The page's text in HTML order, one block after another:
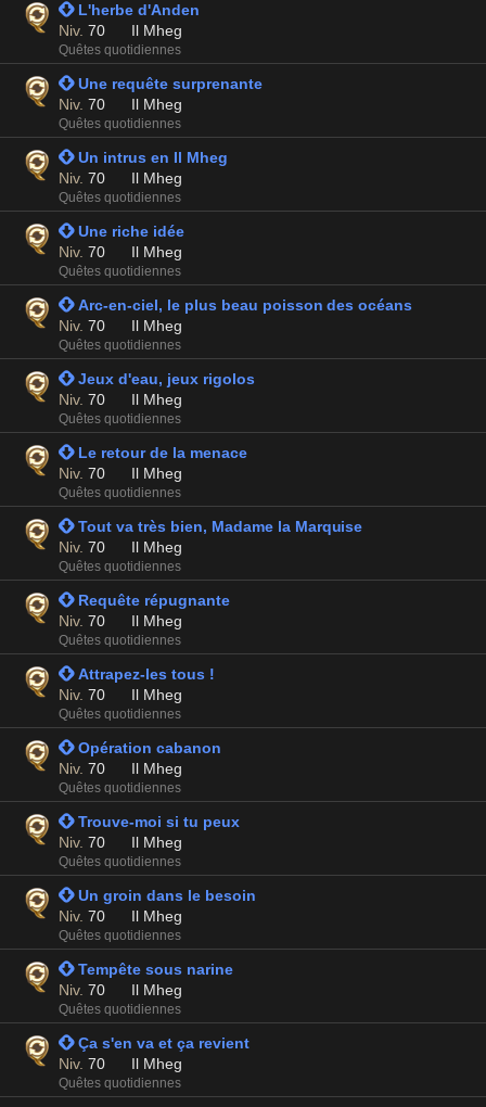
 L'herbe d'Anden
Niv. 70 Il Mheg
Quêtes quotidiennes
 Une requête surprenante
Niv. 70 Il Mheg
Quêtes quotidiennes
 Un intrus en Il Mheg
Niv. 70 Il Mheg
Quêtes quotidiennes
 Une riche idée
Niv. 70 Il Mheg
Quêtes quotidiennes
 Arc-en-ciel, le plus beau poisson des océans
Niv. 70 Il Mheg
Quêtes quotidiennes
 Jeux d'eau, jeux rigolos
Niv. 70 Il Mheg
Quêtes quotidiennes
 Le retour de la menace
Niv. 70 Il Mheg
Quêtes quotidiennes
 Tout va très bien, Madame la Marquise
Niv. 70 Il Mheg
Quêtes quotidiennes
 Requête répugnante
Niv. 70 Il Mheg
Quêtes quotidiennes
 Attrapez-les tous !
Niv. 70 Il Mheg
Quêtes quotidiennes
 Opération cabanon
Niv. 70 Il Mheg
Quêtes quotidiennes
 Trouve-moi si tu peux
Niv. 70 Il Mheg
Quêtes quotidiennes
 Un groin dans le besoin
Niv. 70 Il Mheg
Quêtes quotidiennes
 Tempête sous narine
Niv. 70 Il Mheg
Quêtes quotidiennes
 Ça s'en va et ça revient
Niv. 70 Il Mheg
Quêtes quotidiennes